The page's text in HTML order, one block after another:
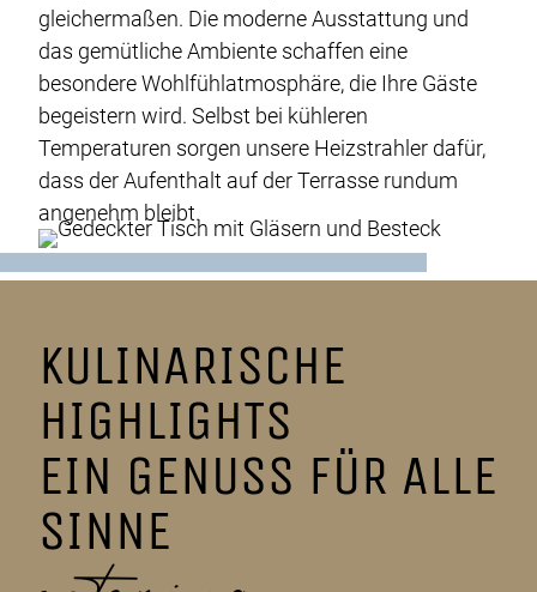
gleichermaßen. Die moderne Ausstattung und
das gemütliche Ambiente schaffen eine
besondere Wohlfühlatmosphäre, die Ihre Gäste
begeistern wird. Selbst bei kühleren
Temperaturen sorgen unsere Heizstrahler dafür,
dass der Aufenthalt auf der Terrasse rundum
angenehm bleibt.
KULINARISCHE
HIGHLIGHTS
EIN GENUSS FÜR ALLE
SINNE